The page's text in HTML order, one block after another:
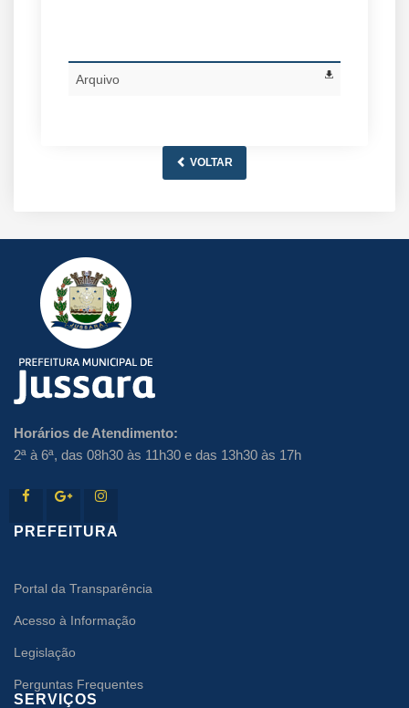
Arquivo
VOLTAR
Horários de Atendimento:
2ª à 6ª, das 08h30 às 11h30 e das 13h30 às 17h
PREFEITURA
Portal da Transparência
Acesso à Informação
Legislação
Perguntas Frequentes
SERVIÇOS